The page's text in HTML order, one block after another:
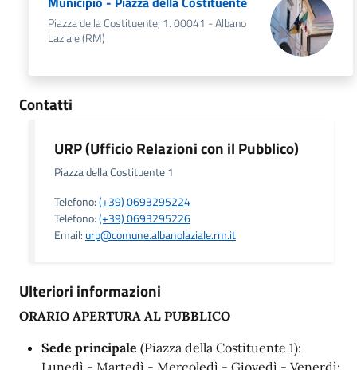
Piazza della Costituente, 1. 00041 - Albano
Laziale (RM)
Contatti
URP (Ufficio Relazioni con il Pubblico)
Piazza della Costituente 1
Telefono:(+39) 0693295224
Telefono:(+39) 0693295226
Email: urp@comune.albanolaziale.rm.it
Ulteriori informazioni
ORARIO APERTURA AL PUBBLICO
Sede principale (Piazza della Costituente 1):
Lunedì - Martedì - Mercoledì - Giovedì - Venerdì: